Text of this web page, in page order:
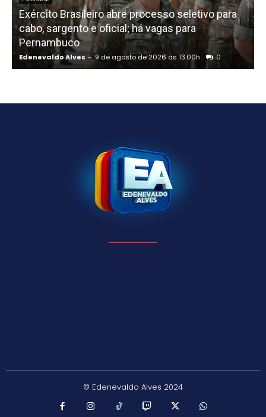
Exército Brasileiro abre processo seletivo para
cabo, sargento e oficial; há vagas para
Pernambuco
Edenevaldo Alves - 9 de agosto de 2026 às 13:00h 0
© Edenevaldo Alves 2024